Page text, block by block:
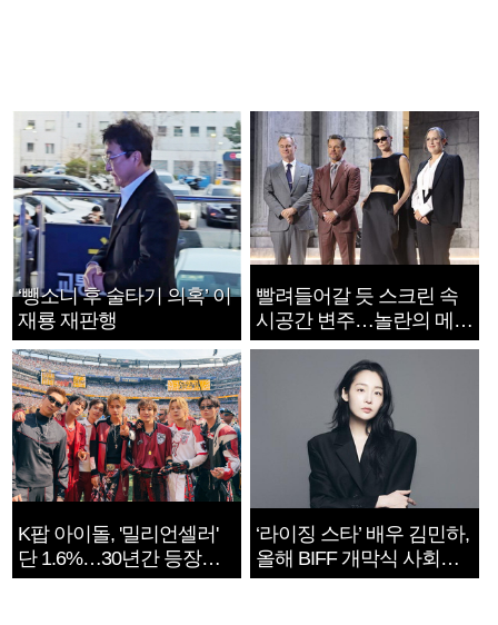
‘뺑소니 후 술타기 의혹’ 이
재룡 재판행
빨려들어갈 듯 스크린 속
시공간 변주…놀란의 메시
지는 ‘전쟁 속죄’
K팝 아이돌, '밀리언셀러'
단 1.6%…30년간 등장
1182개팀 전수조사
‘라이징 스타’ 배우 김민하,
올해 BIFF 개막식 사회자
확정